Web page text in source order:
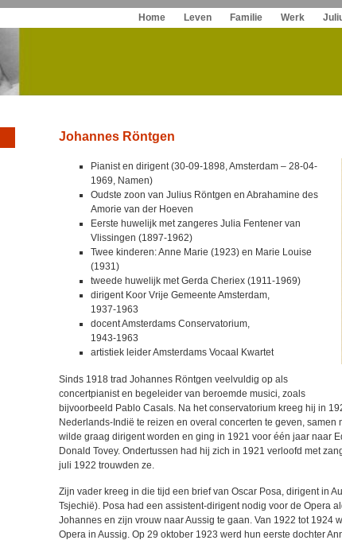
Spring
naar
Home Leven Familie Werk
Johannes Röntgen
Pianist en dirigent (30-09-1898, Amsterdam – 28-04-
1969, Namen)
Oudste zoon van Julius Röntgen en Abrahamine des
Amorie van der Hoeven
Eerste huwelijk met zangeres Julia Fentener van
Vlissingen (1897-1962)
Twee kinderen: Anne Marie (1923) en Marie Louise
(1931)
tweede huwelijk met Gerda Cheriex (1911-1969)
dirigent Koor Vrije Gemeente Amsterdam,
1937-1963
docent Amsterdams Conservatorium,
1943-1963
artistiek leider Amsterdams Vocaal Kwartet
Sinds 1918 trad Johannes Röntgen veelvuldig op als
concertpianist en begeleider van beroemde musici, zoals
bijvoorbeeld Pablo Casals. Na het conservatorium kreeg hij in
Nederlands-Indië te reizen en overal concerten te geven,
wilde graag dirigent worden en ging in 1921 voor één jaar naar
Donald Tovey. Ondertussen had hij zich in 1921 verloofd met
juli 1922 trouwden ze.
Zijn vader kreeg in die tijd een brief van Oscar Posa, dirigent in
Tsjechië). Posa had een assistent-dirigent nodig voor de Opera
Johannes en zijn vrouw naar Aussig te gaan. Van 1922 tot 1924
Opera in Aussig. Op 29 oktober 1923 werd hun eerste dochter